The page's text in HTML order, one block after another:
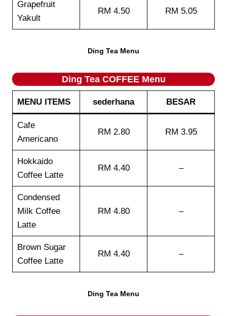
Grapefruit
Yakult
RM 4.50 RM 5.05
Ding Tea Menu
Ding Tea COFFEE Menu
MENU ITEMS sederhana BESAR
Cafe
Americano
RM 2.80 RM 3.95
Hokkaido
Coffee Latte
RM 4.40 –
Condensed
Milk Coffee
Latte
RM 4.80 –
Brown Sugar
Coffee Latte
RM 4.40 –
Ding Tea Menu